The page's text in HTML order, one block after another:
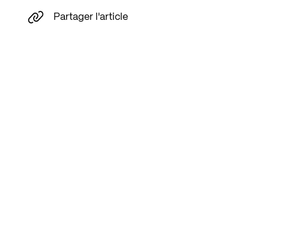
Partager l'article